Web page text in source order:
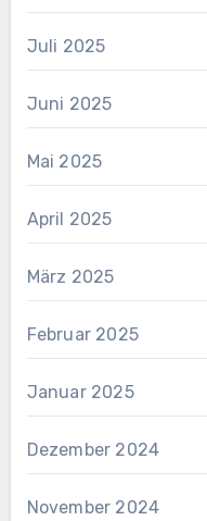
Juli 2025
Juni 2025
Mai 2025
April 2025
März 2025
Februar 2025
Januar 2025
Dezember 2024
November 2024